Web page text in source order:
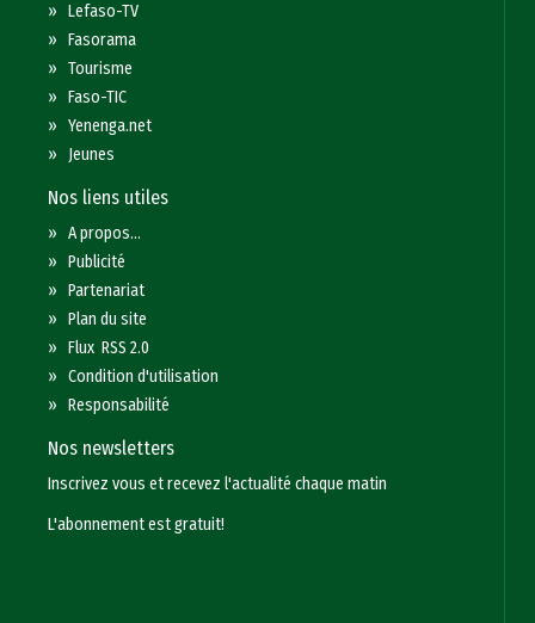
»Lefaso-TV
»Fasorama
»Tourisme
»Faso-TIC
»Yenenga.net
» Jeunes
Nos liens utiles
»A propos...
»Publicité
»Partenariat
»Plan du site
»Flux RSS 2.0
»Condition d'utilisation
»Responsabilité
Nos newsletters
Inscrivez vous et recevez l'actualité chaque matin
L'abonnement est gratuit!